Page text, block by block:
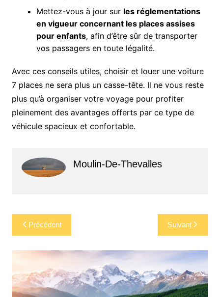
Mettez-vous à jour sur les réglementations
en vigueur concernant les places assises
pour enfants, afin d’être sûr de transporter
vos passagers en toute légalité.
Avec ces conseils utiles, choisir et louer une voiture
7 places ne sera plus un casse-tête. Il ne vous reste
plus qu’à organiser votre voyage pour profiter
pleinement des avantages offerts par ce type de
véhicule spacieux et confortable.
Moulin-De-Thevalles
Navigation
de
l’article
Précédent Suivant